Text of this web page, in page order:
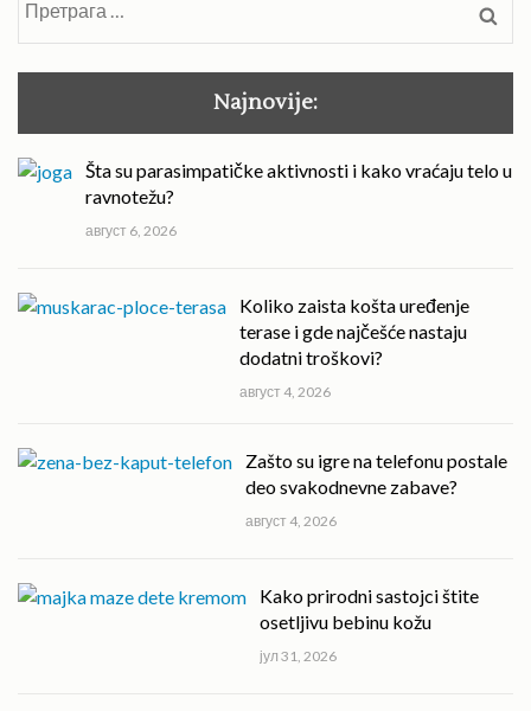
Najnovije:
Šta su parasimpatičke aktivnosti i kako vraćaju telo u
ravnotežu?
август 6, 2026
Koliko zaista košta uređenje
terase i gde najčešće nastaju
dodatni troškovi?
август 4, 2026
Zašto su igre na telefonu postale
deo svakodnevne zabave?
август 4, 2026
Kako prirodni sastojci štite
osetljivu bebinu kožu
јул 31, 2026